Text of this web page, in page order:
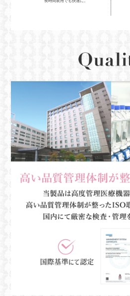
長時間装用でも快適に。